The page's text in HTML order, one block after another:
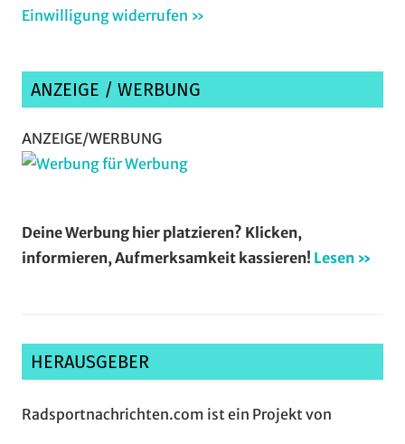
Einwilligung widerrufen »
ANZEIGE / WERBUNG
ANZEIGE/WERBUNG
Deine Werbung hier platzieren? Klicken,
informieren, Aufmerksamkeit kassieren! Lesen »
HERAUSGEBER
Radsportnachrichten.com ist ein Projekt von